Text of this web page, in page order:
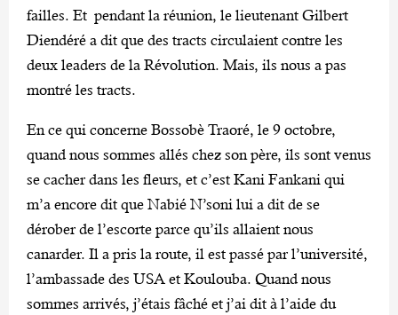
failles. Et pendant la réunion, le lieutenant Gilbert
Diendéré a dit que des tracts circulaient contre les
deux leaders de la Révolution. Mais, ils nous a pas
montré les tracts.
En ce qui concerne Bossobè Traoré, le 9 octobre,
quand nous sommes allés chez son père, ils sont venus
se cacher dans les fleurs, et c’est Kani Fankani qui
m’a encore dit que Nabié N’soni lui a dit de se
dérober de l’escorte parce qu’ils allaient nous
canarder. Il a pris la route, il est passé par l’université,
l’ambassade des USA et Koulouba. Quand nous
sommes arrivés, j’étais fâché et j’ai dit à l’aide du